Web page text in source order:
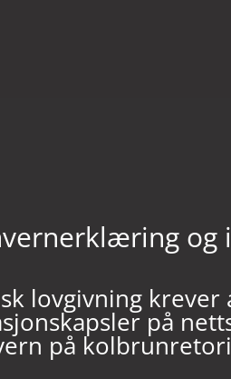
og
lovgivning
på
på